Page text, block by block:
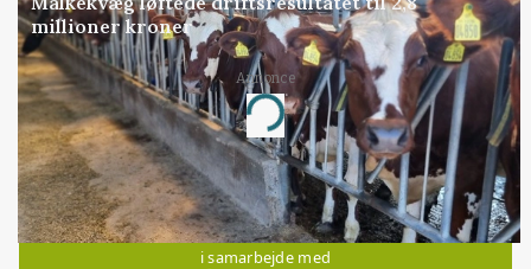
millioner kroner
Annonce
Loading...
Jobs
i samarbejde med